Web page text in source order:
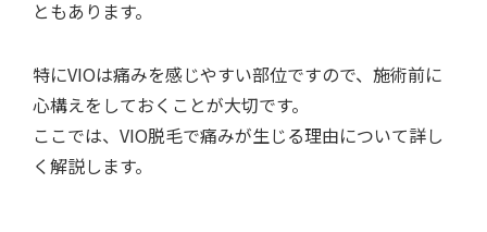
ともあります。
特にVIOは痛みを感じやすい部位ですので、施術前に
心構えをしておくことが大切です。
ここでは、VIO脱毛で痛みが生じる理由について詳し
く解説します。